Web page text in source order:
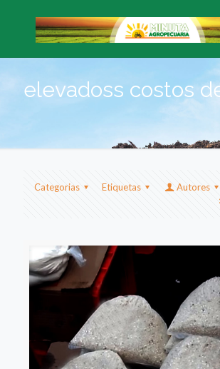
elevadoss costos
Categorias Etiquetas
Autores